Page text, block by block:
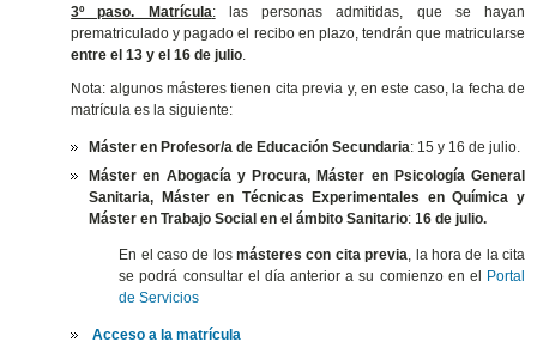
3º paso. Matrícula:las personas admitidas, que se hayan
prematriculado y pagado el recibo en plazo, tendrán que matricularse
entre el 13 y el 16 de julio.
Nota: algunos másteres tienen cita previa y, en este caso, la fecha de
matrícula es la siguiente:
Máster en Profesor/a de Educación Secundaria: 15 y 16 de julio.
Máster en Abogacía y Procura, Máster en Psicología General
Sanitaria, Máster en Técnicas Experimentales en Química y
Máster en Trabajo Social en el ámbito Sanitario: 16 de julio.
En el caso de los másteres con cita previa, la hora de la cita
se podrá consultar el día anterior a su comienzo en el
Portal
de Servicios
Acceso a la matrícula